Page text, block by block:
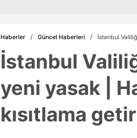
Haberler Güncel Haberleri İstanbul
İstanbul
yeni yasak |
kısıtlama